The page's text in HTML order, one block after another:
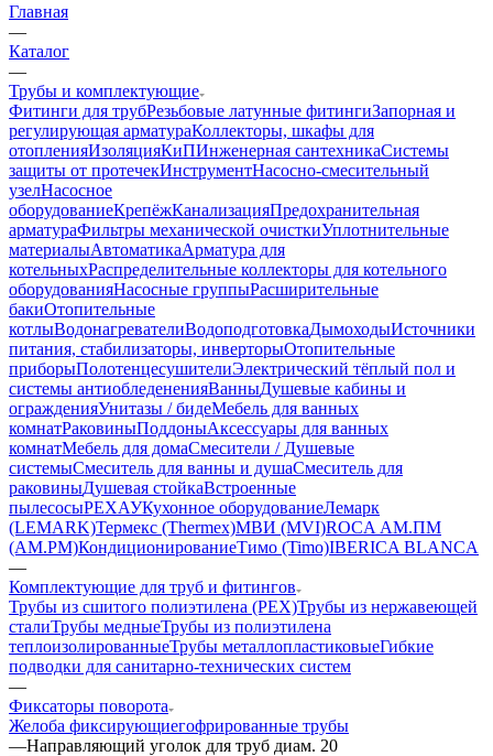
Главная
—
Каталог
—
Трубы и комплектующие
Фитинги для трубРезьбовые латунные фитингиЗапорная и
регулирующая арматураКоллекторы, шкафы для
отопленияИзоляцияКиПИнженерная сантехникаСистемы
защиты от протечекИнструментНасосно-смесительный
узелНасосное
оборудованиеКрепёжКанализацияПредохранительная
арматураФильтры механической очисткиУплотнительные
материалыАвтоматикаАрматура для
котельныхРаспределительные коллекторы для котельного
оборудованияНасосные группыРасширительные
бакиОтопительные
котлыВодонагревателиВодоподготовкаДымоходыИсточники
питания, стабилизаторы, инверторыОтопительные
приборыПолотенцесушителиЭлектрический тёплый пол и
системы антиобледененияВанныДушевые кабины и
огражденияУнитазы / бидеМебель для ванных
комнатРаковиныПоддоныАксессуары для ванных
комнатМебель для домаСмесители / Душевые
системыСмеситель для ванны и душаСмеситель для
раковиныДушевая стойкаВстроенные
пылесосыРЕХАУКухонное оборудованиеЛемарк
(LEMARK)Термекс (Thermex)МВИ (MVI)ROCA АМ.ПМ
(AM.PM)КондиционированиеТимо (Timo)IBERICA BLANCA
—
Комплектующие для труб и фитингов
Трубы из сшитого полиэтилена (PEX)Трубы из нержавеющей
сталиТрубы медныеТрубы из полиэтилена
теплоизолированныеТрубы металлопластиковыеГибкие
подводки для санитарно-технических систем
—
Фиксаторы поворота
Желоба фиксирующиегофрированные трубы
—Направляющий уголок для труб диам. 20